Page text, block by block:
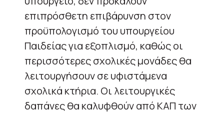
επιπρόσθετη επιβάρυνση στον
προϋπολογισμό του υπουργείου
Παιδείας για εξοπλισμό, καθώς οι
περισσότερες σχολικές μονάδες θα
λειτουργήσουν σε υφιστάμενα
σχολικά κτήρια. Οι λειτουργικές
δαπάνες θα καλυφθούν από ΚΑΠ των